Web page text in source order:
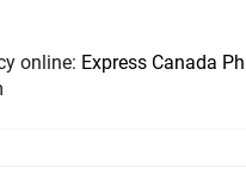
online: Express Canada